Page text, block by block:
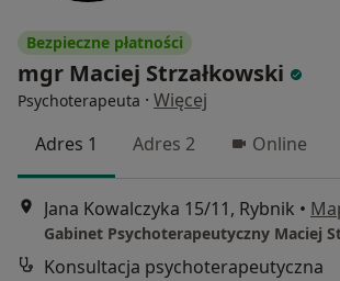
Bezpieczne płatności
mgr Maciej Strzałkowski
Psychoterapeuta · Więcej
Adres 1
Adres 2 Online
Jana Kowalczyka 15/11, Rybnik •
Gabinet Psychoterapeutyczny Maciej
Konsultacja psychoterapeutyczna